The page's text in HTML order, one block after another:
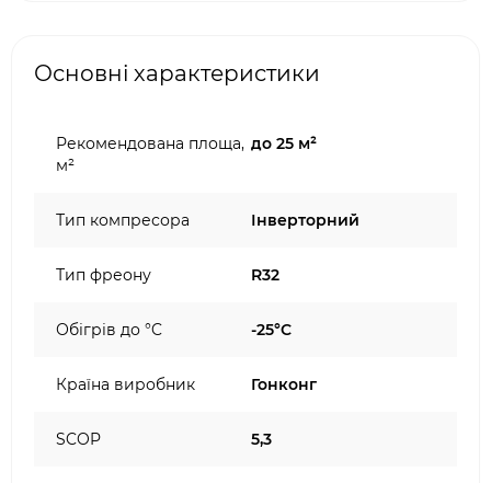
Основні характеристики
Рекомендована площа,
м²
до 25 м²
Тип компресора Інверторний
Тип фреону R32
Обігрів до °C -25°C
Країна виробник Гонконг
SCOP 5,3